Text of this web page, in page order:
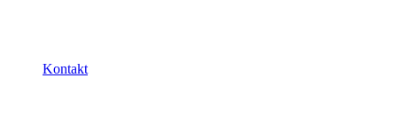
Kontakt